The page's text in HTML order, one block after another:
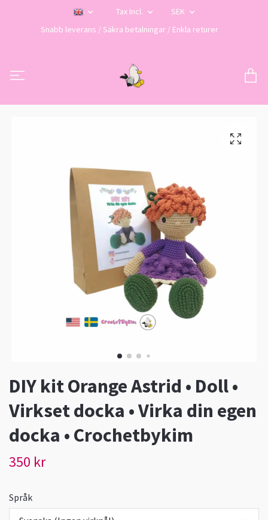
Tax Incl.
SEK
Snabb leverans / Säkra betalningar / Enkla returer
DIY kit Orange Astrid • Doll •
Virkset docka • Virka din egen
docka • Crochetbykim
350 kr
Språk